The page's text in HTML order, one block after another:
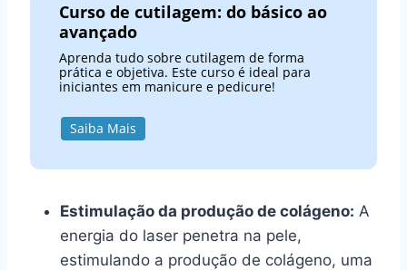
Curso de cutilagem: do básico ao
avançado
Aprenda tudo sobre cutilagem de forma
prática e objetiva. Este curso é ideal para
iniciantes em manicure e pedicure!
Saiba Mais
Estimulação da produção de colágeno: A
energia do laser penetra na pele,
estimulando a produção de colágeno, uma